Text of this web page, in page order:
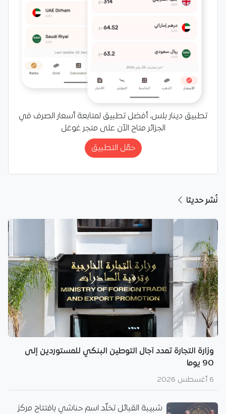
تطبيق دينار بلس، أفضل تطبيق لمتابعة أسعار الصرف في
الجزائر متاح الآن على متجر غوغل
حمّل التطبيق
نُشر حديثا
وزارة التجارة تمدد آجال التوطين البنكي للمستوردين إلى
90 يوما
6 أغسطس 2026
شبيبة القبائل تخلّد اسم حناشي بافتتاح مركز